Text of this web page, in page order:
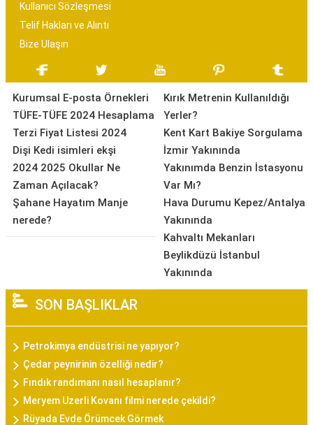
Kullanıcı Sözleşmesi
Telif Hakları ve Alıntı
Bize Ulaşın
Kurumsal E-posta Örnekleri
TÜFE-TÜFE 2024 Hesaplama
Terzi Fiyat Listesi 2024
Dişi Kedi isimleri ekşi
2024 2025 Okullar Ne
Zaman Açılacak?
Şahane Hayatım Manje
nerede?
Kırık Metrenin Kullanıldığı
Yerler?
Kent Kart Bakiye Sorgulama
İzmir Yakınında
Yakınımda Benzin İstasyonu
Var Mı?
Hava Durumu Kepez/Antalya
Yakınında
Kahvaltı Mekanları
Beylikdüzü İstanbul
Yakınında
SON BAŞLIKLAR
Petrokimya endüstrisi ne yapıyor?
Çedar peynirinin özelliği nedir?
Fındık randımanı nasıl hesaplanır?
Meryem Uzerli Kovanı filmi nerede çekildi?
Rüyada Evde Örümcek Görmek